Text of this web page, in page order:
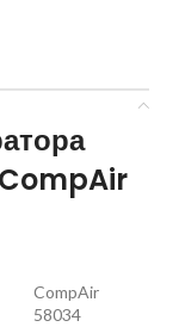
CompAir
58034